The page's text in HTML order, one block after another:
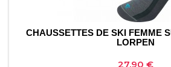
CHAUSSETTES DE SKI FEMME
LORPEN
Prix
27,90 €